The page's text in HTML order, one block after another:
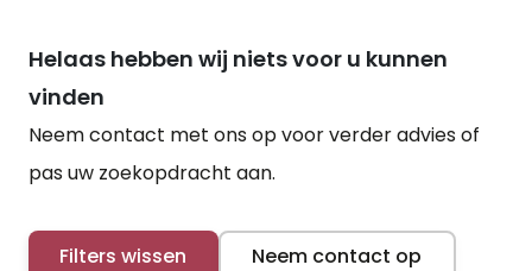
Helaas hebben wij niets voor u kunnen
vinden
Neem contact met ons op voor verder advies of
pas uw zoekopdracht aan.
Filters wissen Neem contact op